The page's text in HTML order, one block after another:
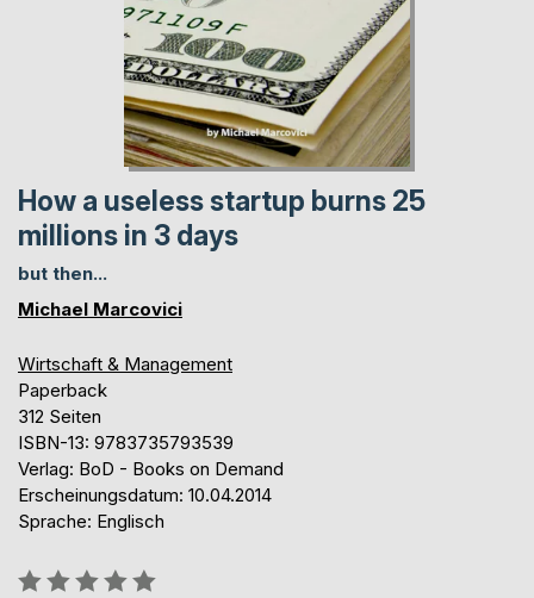
How a useless startup burns 25
millions in 3 days
but then...
Michael Marcovici
Wirtschaft & Management
Paperback
312 Seiten
ISBN-13: 9783735793539
Verlag: BoD - Books on Demand
Erscheinungsdatum: 10.04.2014
Sprache: Englisch
Bewertung::